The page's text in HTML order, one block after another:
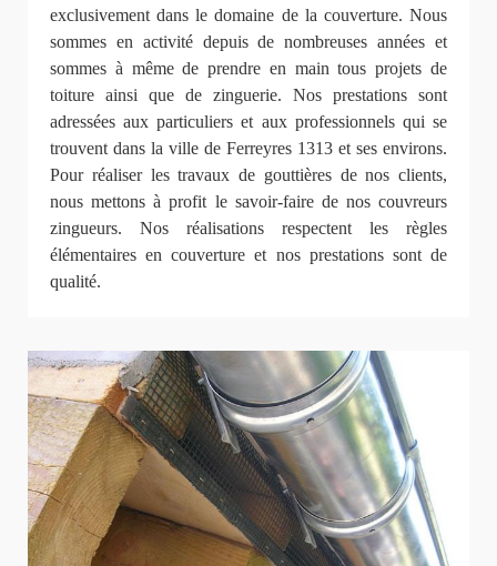
exclusivement dans le domaine de la couverture. Nous
sommes en activité depuis de nombreuses années et
sommes à même de prendre en main tous projets de
toiture ainsi que de zinguerie. Nos prestations sont
adressées aux particuliers et aux professionnels qui se
trouvent dans la ville de Ferreyres 1313 et ses environs.
Pour réaliser les travaux de gouttières de nos clients,
nous mettons à profit le savoir-faire de nos couvreurs
zingueurs. Nos réalisations respectent les règles
élémentaires en couverture et nos prestations sont de
qualité.